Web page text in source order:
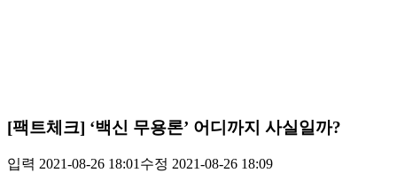
[팩트체크] ‘백신 무용론’ 어디까지 사실일까?
입력 2021-08-26 18:01수정 2021-08-26 18:09